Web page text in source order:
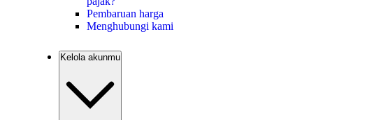
Pembaruan harga
Menghubungi kami
Kelola akunmu